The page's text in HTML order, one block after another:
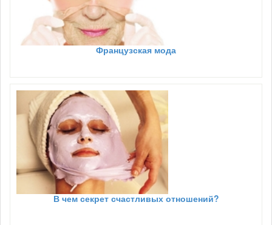
Французская мода
В чем секрет счастливых отношений?